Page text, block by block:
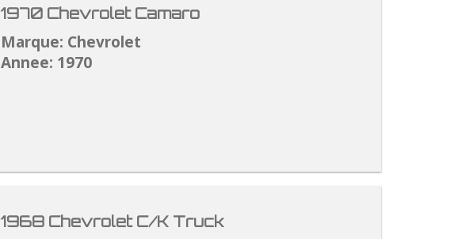
1970 Chevrolet Camaro
Marque: Chevrolet
Annee: 1970
1968 Chevrolet C/K Truck